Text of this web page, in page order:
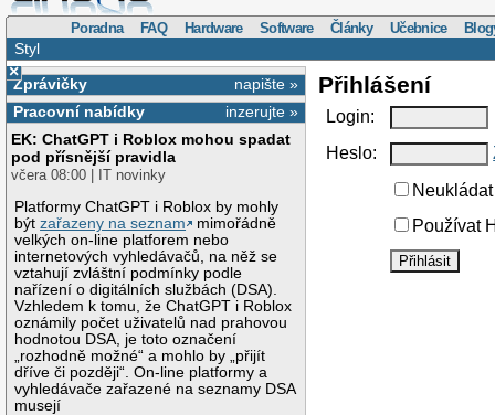
Poradna FAQ Hardware Software Články Učebnice
Styl
×
napište »
Zprávičky
inzerujte »
Pracovní nabídky
EK: ChatGPT i Roblox mohou spadat
pod přísnější pravidla
včera 08:00 | IT novinky
Platformy ChatGPT i Roblox by mohly
býtzařazeny na seznam
mimořádně
velkých on-line platforem nebo
internetových vyhledávačů, na něž se
vztahují zvláštní podmínky podle
nařízení o digitálních službách (DSA).
Vzhledem k tomu, že ChatGPT i Roblox
oznámily počet uživatelů nad prahovou
hodnotou DSA, je toto označení
„rozhodně možné“ a mohlo by „přijít
dříve či později“. On-line platformy a
vyhledávače zařazené na seznamy DSA
musejí
Přihlášení
Login:
Heslo:
Používat